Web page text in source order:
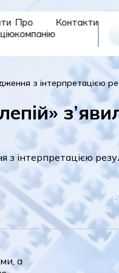
Про
компанію
Контакти
та
з інтерпретацією
а